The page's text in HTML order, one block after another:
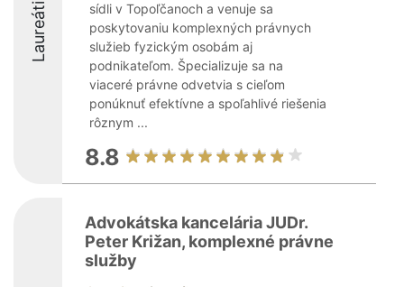
Laureáti
sídli v Topoľčanoch a venuje sa
poskytovaniu komplexných právnych
služieb fyzickým osobám aj
podnikateľom. Špecializuje sa na
viaceré právne odvetvia s cieľom
ponúknuť efektívne a spoľahlivé riešenia
rôznym ...
8.8
Advokátska kancelária JUDr.
Peter Križan, komplexné právne
služby